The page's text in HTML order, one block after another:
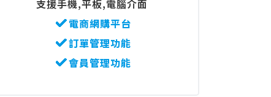
支援手機,平板,電腦介面
電商網購平台
訂單管理功能
會員管理功能